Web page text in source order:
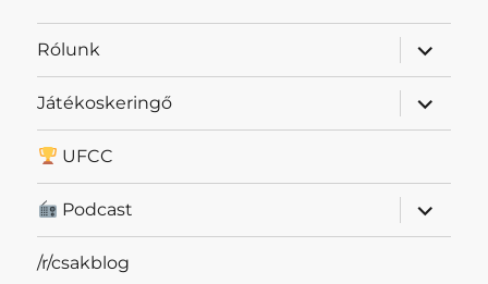
Rólunk
almenü
Játékoskeringő
almenü
UFCC
Podcast
almenü
/r/csakblog